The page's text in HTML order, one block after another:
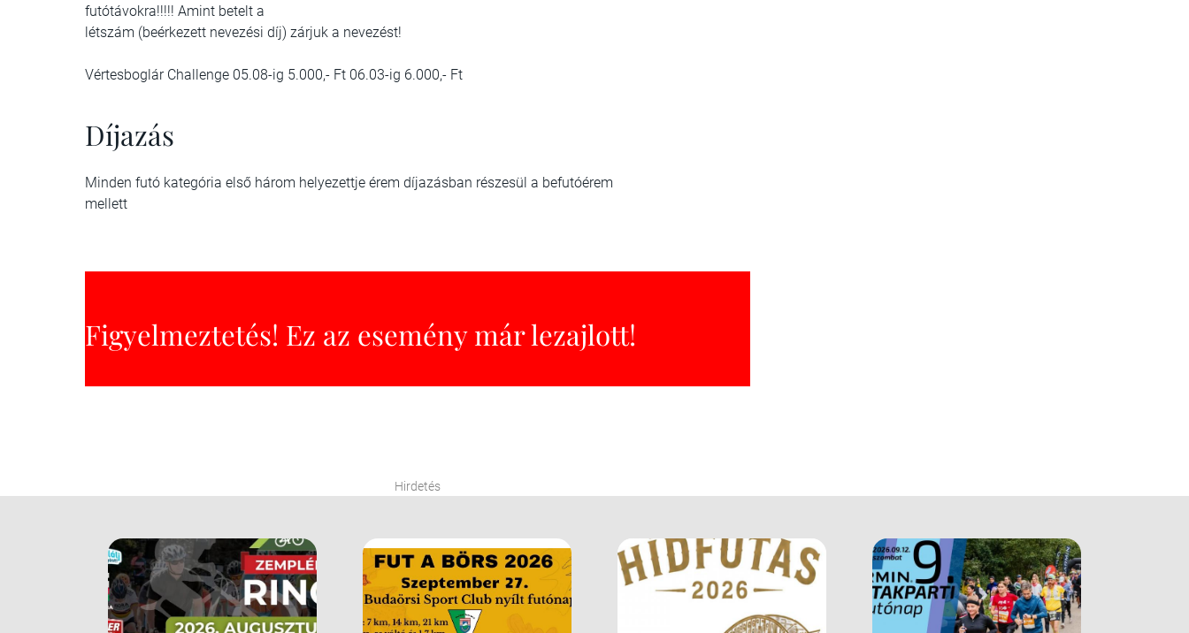
futótávokra!!!!! Amint betelt a
létszám (beérkezett nevezési díj) zárjuk a nevezést!
Vértesboglár Challenge 05.08-ig 5.000,- Ft 06.03-ig 6.000,- Ft
Díjazás
Minden futó kategória első három helyezettje érem díjazásban részesül a befutóérem
mellett
Figyelmeztetés! Ez az esemény már lezajlott!
Hirdetés